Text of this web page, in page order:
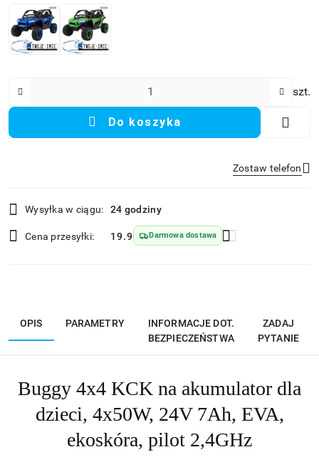
szt.
Do koszyka
Zostaw telefon
Wyślij
i
dostawa
Wysyłka w ciągu: 24 godziny
Cena przesyłki: 19.9 Darmowa dostawa
OPIS PARAMETRY
INFORMACJE DOT.
BEZPIECZEŃSTWA
ZADAJ
PYTANIE
Buggy 4x4 KCK na akumulator dla
dzieci, 4x50W, 24V 7Ah, EVA,
ekoskóra, pilot 2,4GHz